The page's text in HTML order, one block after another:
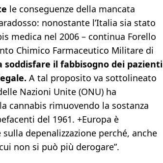
le conseguenze della mancata
nonostante l’Italia sia stato
medica nel 2006 – continua Forello
Chimico Farmaceutico Militare di
soddisfare il fabbisogno dei pazienti
A tal proposito va sottolineato
Nazioni Unite (ONU) ha
cannabis rimuovendo la sostanza
del 1961. +Europa è
depenalizzazione perché, anche
non si può più derogare”.